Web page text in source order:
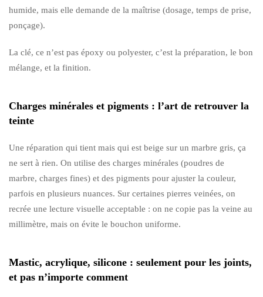
humide, mais elle demande de la maîtrise (dosage, temps de prise,
ponçage).
La clé, ce n’est pas époxy ou polyester, c’est la préparation, le bon
mélange, et la finition.
Charges minérales et pigments : l’art de retrouver la
teinte
Une réparation qui tient mais qui est beige sur un marbre gris, ça
ne sert à rien. On utilise des charges minérales (poudres de
marbre, charges fines) et des pigments pour ajuster la couleur,
parfois en plusieurs nuances. Sur certaines pierres veinées, on
recrée une lecture visuelle acceptable : on ne copie pas la veine au
millimètre, mais on évite le bouchon uniforme.
Mastic, acrylique, silicone : seulement pour les joints,
et pas n’importe comment